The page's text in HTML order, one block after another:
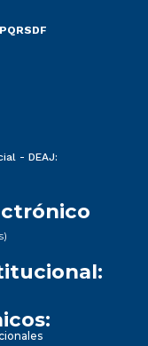
PQRSDF
- DEAJ: